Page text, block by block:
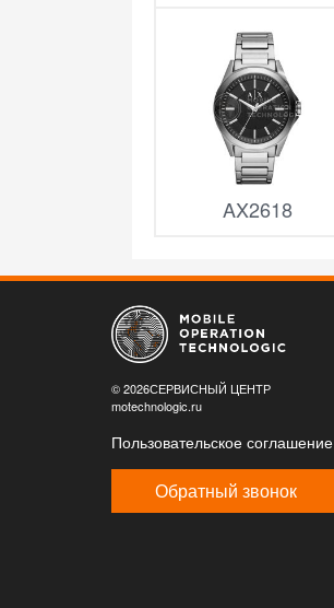
AX2618
© 2026СЕРВИСНЫЙ ЦЕНТР
motechnologic.ru
Пользовательское соглашение
Обратный звонок